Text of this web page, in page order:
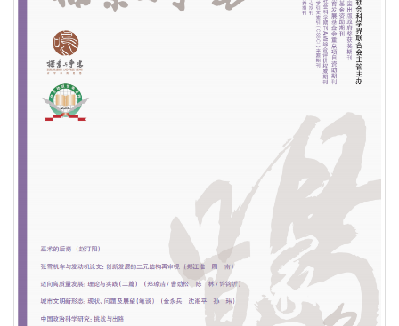
览会“BIBF 2025中国精品期刊展”
荣誉|《探索与争鸣》获得国家哲学社会科学文献中心
2024年度综合性人文社会科学最受欢迎期刊
荣誉| 重磅发布！学术实力榜单出炉！《复印报刊资
料转载指数研究报告（2024年度）》
荣誉| 关于上海市模范集体、劳动模范和先进工作者